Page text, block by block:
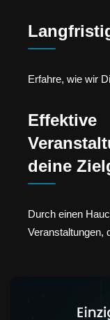
Erfahre, wie wir
Effektive
deine
Durch einen
Veranstaltungen,